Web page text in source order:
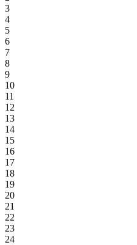
3
4
5
6
7
8
9
10
11
12
13
14
15
16
17
18
19
20
21
22
23
24